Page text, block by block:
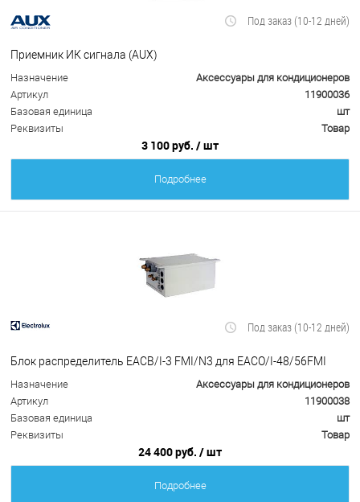
Под заказ (10-12 дней)
Приемник ИК сигнала (AUX)
Назначение
Аксессуары для кондиционеров
Артикул
11900036
Базовая единица
шт
Реквизиты
Товар
3 100 руб. / шт
Подробнее
Под заказ (10-12 дней)
Блок распределитель EACB/I-3 FMI/N3 для EACO/I-48/56FMI
Назначение
Аксессуары для кондиционеров
Артикул
11900038
Базовая единица
шт
Реквизиты
Товар
24 400 руб. / шт
Подробнее